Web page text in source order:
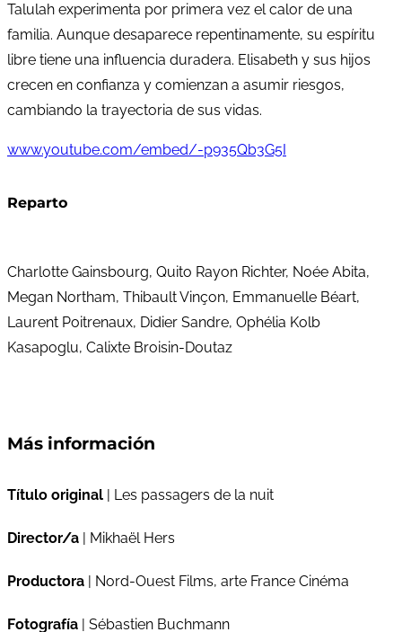
Talulah experimenta por primera vez el calor de una
familia. Aunque desaparece repentinamente, su espíritu
libre tiene una influencia duradera. Elisabeth y sus hijos
crecen en confianza y comienzan a asumir riesgos,
cambiando la trayectoria de sus vidas.
www.youtube.com/embed/-p935Qb3G5I
Reparto
Charlotte Gainsbourg, Quito Rayon Richter, Noée Abita,
Megan Northam, Thibault Vinçon, Emmanuelle Béart,
Laurent Poitrenaux, Didier Sandre, Ophélia Kolb
Kasapoglu, Calixte Broisin-Doutaz
Más información
Título original | Les passagers de la nuit
Director/a | Mikhaël Hers
Productora | Nord-Ouest Films, arte France Cinéma
Fotografía | Sébastien Buchmann